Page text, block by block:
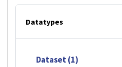
Datatypes
Dataset (1)